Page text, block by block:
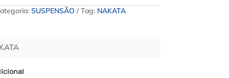
SUSPENSÃO Tag: NAKATA